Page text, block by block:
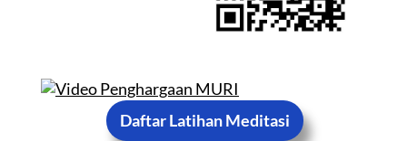
Daftar Latihan Meditasi